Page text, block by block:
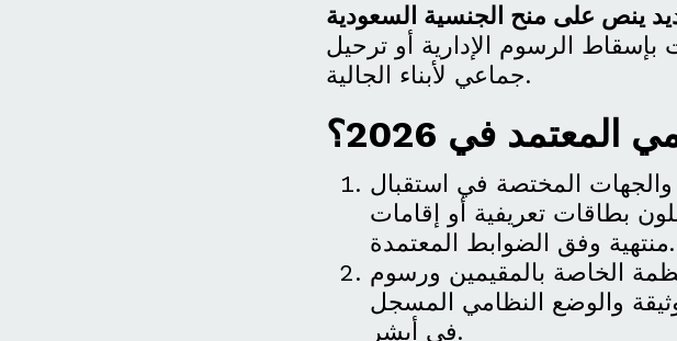
ينص على منح الجنسية السعودية
بإسقاط الرسوم الإدارية أو ترحيل
جماعي لأبناء الجالية.
في 2026؟
والجهات المختصة في استقبال
بطاقات تعريفية أو إقامات
منتهية وفق الضوابط المعتمدة.
الخاصة بالمقيمين ورسوم
والوضع النظامي المسجل
في أبشر.